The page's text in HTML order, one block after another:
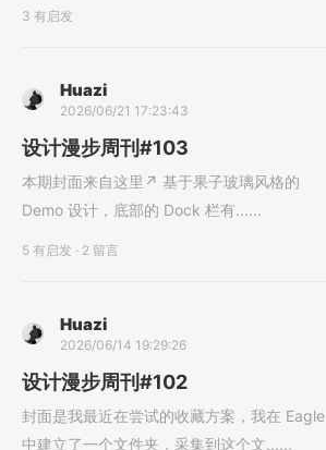
3 有启发
Huazi
2026/06/21 17:23:43
设计漫步周刊#103
本期封面来自这里↗︎ 基于果子玻璃风格的
Demo 设计，底部的 Dock 栏有......
5 有启发 · 2 留言
Huazi
2026/06/14 19:29:26
设计漫步周刊#102
封面是我最近在尝试的收藏方案，我在 Eagle
中建立了一个文件夹，采集到这个文......